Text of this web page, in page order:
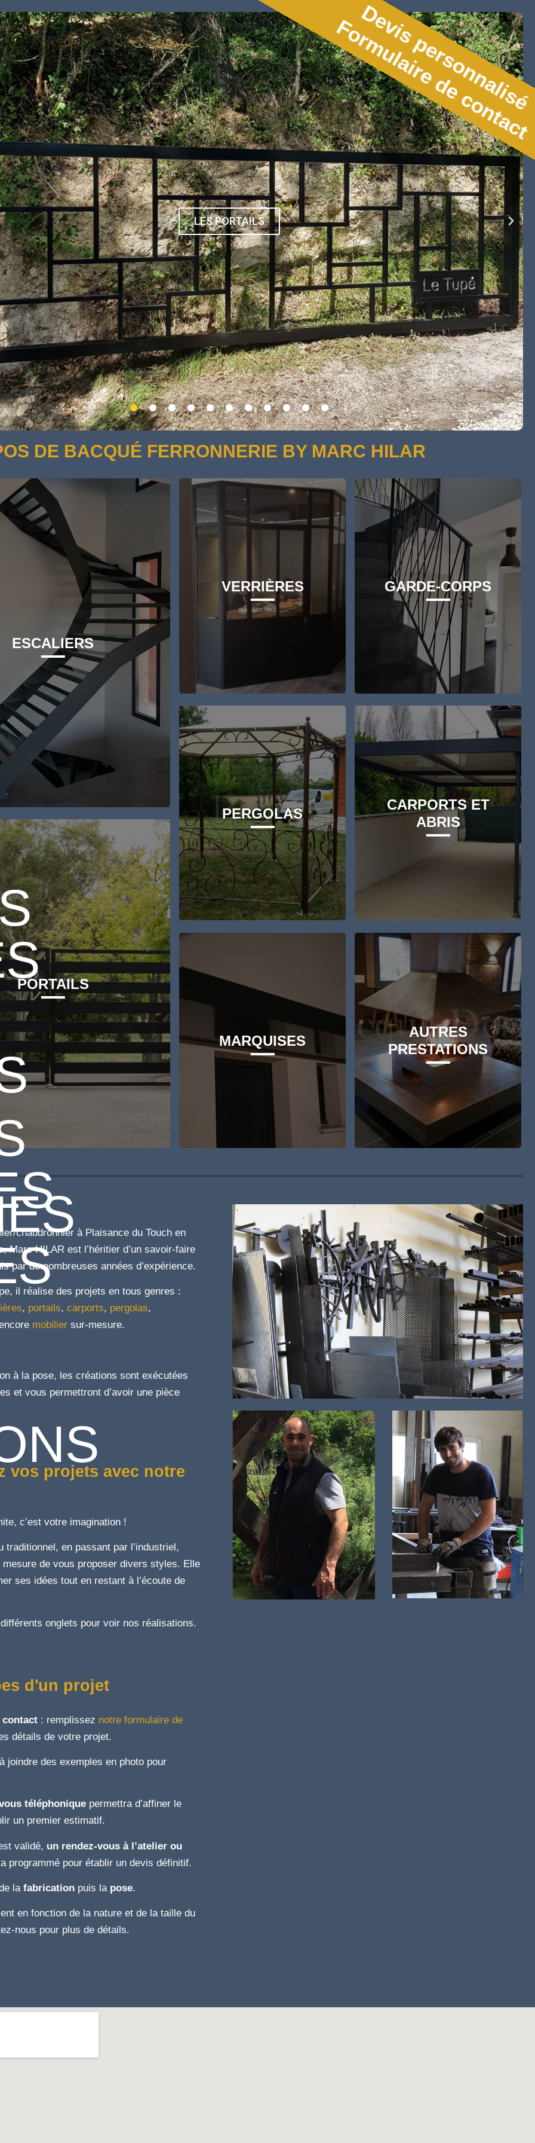
CARPORTS ET ABRIS
DE BACQUÉ FERRONNERIE BY MARC HILAR
Devis personnalisé
Formulaire de contact
ESCALIERS
PORTAILS
VERRIÈRES
PERGOLAS
MARQUISES
GARDE-CORPS
CARPORTS ET
ABRIS
AUTRES
PRESTATIONS
chaudronnier à Plaisance du Touch en
Marc HILAR est l’héritier d’un savoir-faire
par de nombreuses années d’expérience.
il réalise des projets en tous genres :
, portails, carports, pergolas,
mobilier sur-mesure.
à la pose, les créations sont exécutées
et vous permettront d’avoir une pièce
vos projets avec notre
c’est votre imagination !
traditionnel, en passant par l’industriel,
mesure de vous proposer divers styles. Elle
ses idées tout en restant à l’écoute de
onglets pour voir nos réalisations.
d'un projet
contact : remplissez notre formulaire de
détails de votre projet.
joindre des exemples en photo pour
téléphonique permettra d’affiner le
un premier estimatif.
validé, un rendez-vous à l’atelier ou
programmé pour établir un devis définitif.
la fabrication puis la pose.
en fonction de la nature et de la taille du
nous pour plus de détails.